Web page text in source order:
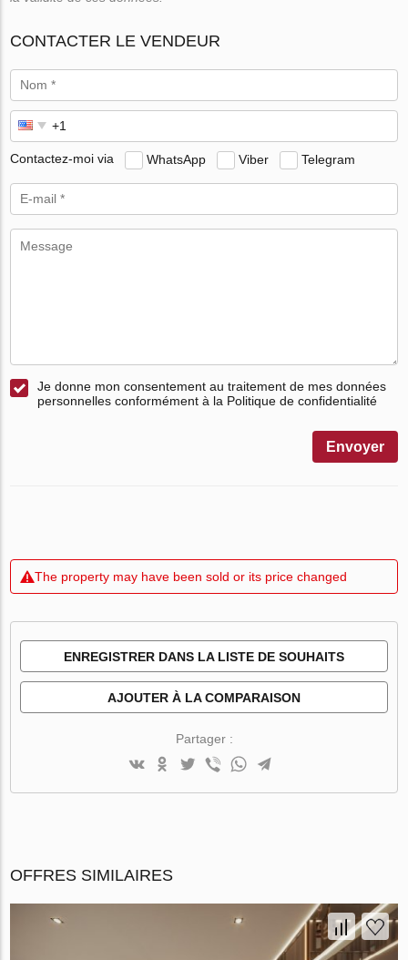
CONTACTER LE VENDEUR
Contactez-moi via WhatsApp Viber Telegram
Je donne mon consentement au traitement de mes données
personnelles conformément à la Politique de confidentialité
Envoyer
The property may have been sold or its price changed
ENREGISTRER DANS LA LISTE DE SOUHAITS
AJOUTER À LA COMPARAISON
Partager :
OFFRES SIMILAIRES